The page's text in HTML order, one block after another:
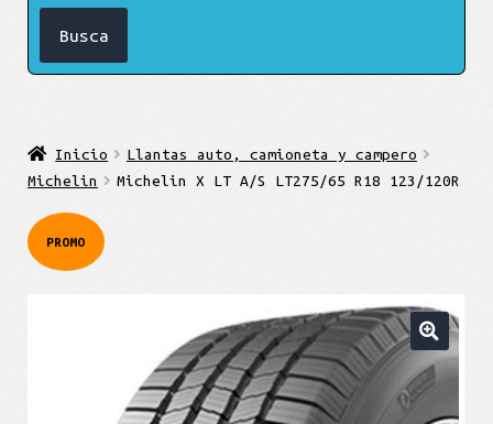
Inicio
Llantas auto, camioneta y campero
Michelin
Michelin X LT A/S LT275/65 R18 123/120R
PROMO